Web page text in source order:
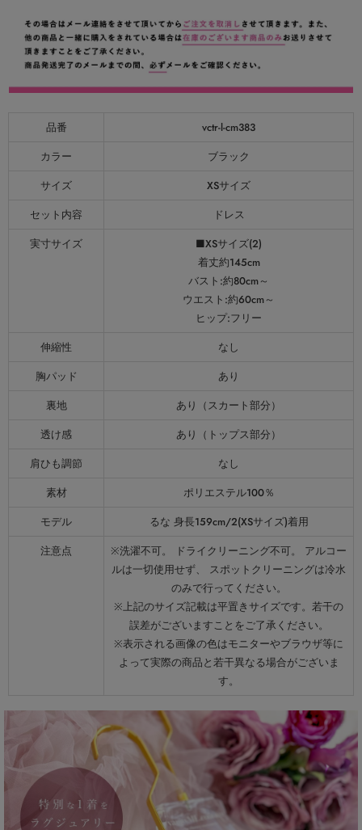
品番
vctr-l-cm383
カラー
ブラック
サイズ
XSサイズ
セット内容
ドレス
実寸サイズ
■XSサイズ(2)
着丈約145cm
バスト:約80cm～
ウエスト:約60cm～
ヒップ:フリー
伸縮性
なし
胸パッド
あり
裏地
あり（スカート部分）
透け感
あり（トップス部分）
肩ひも調節
なし
素材
ポリエステル100％
モデル
るな 身長159cm/2(XSサイズ)着用
注意点
※洗濯不可。 ドライクリーニング不可。 アルコー
ルは一切使用せず、 スポットクリーニングは冷水
のみで行ってください。
※上記のサイズ記載は平置きサイズです。若干の
誤差がございますことをご了承ください。
※表示される画像の色はモニターやブラウザ等に
よって実際の商品と若干異なる場合がございま
す。